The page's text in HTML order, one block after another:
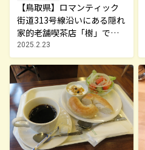
【鳥取県】ロマンティック
街道313号線沿いにある隠れ
家的老舗喫茶店「樹」での
んびり楽しむモーニング時
間♪
2025.2.23